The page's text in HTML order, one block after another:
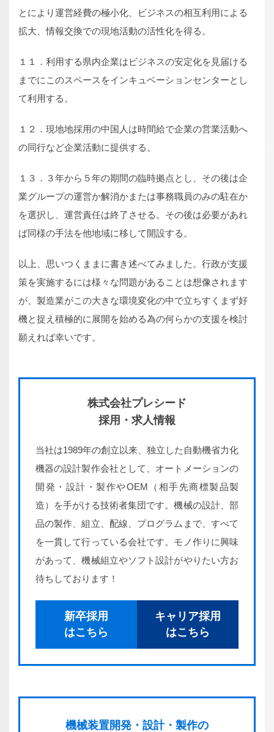
とにより運営経費の極小化、ビジネスの相互利用による
拡大、情報交換での現地活動の活性化を得る。
１１．利用する県内企業はビジネスの安定化を見届ける
までにこのスペースをインキュベーションセンターとし
て利用する。
１２．現地地採用の中国人は時間給で企業の営業活動へ
の同行など企業活動に提供する。
１３．３年から５年の期間の臨時拠点とし、その後は企
業グループの運営か解消かまたは事務職員のみの駐在か
を選択し、運営責任は終了させる。その後は必要があれ
ば同様の手法を他地域に移して開設する。
以上、思いつくままに書き述べてみました。行政が支援
策を実施するには様々な問題があることは想像されます
が、製造業がこの大きな環境変化の中で立ちすくまず好
機と捉え積極的に展開を始める為の何らかの支援を検討
願えれば幸いです。
株式会社プレシード
採用・求人情報
当社は1989年の創立以来、独立した自動機省力化
機器の設計製作会社として、オートメーションの
開発・設計・製作やOEM（相手先商標製品製
造）を手がける技術者集団です。機械の設計、部
品の製作、組立、配線、プログラムまで、すべて
を一貫して行っている会社です。モノ作りに興味
があって、機械組立やソフト設計がやりたい方お
待ちしております！
新卒採用
はこちら
キャリア採用
はこちら
機械装置開発・ 設計・ 製作の